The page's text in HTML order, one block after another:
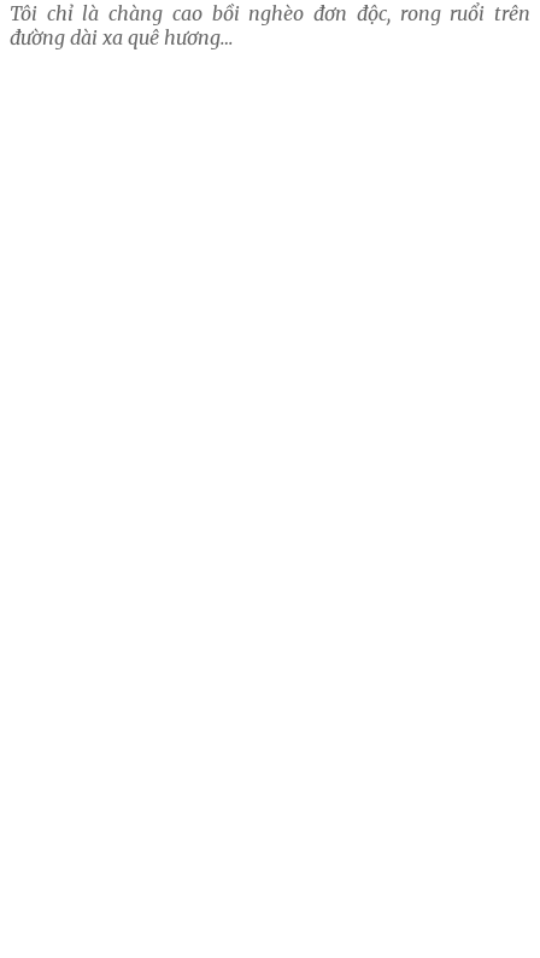
Tôi chỉ là chàng cao bồi nghèo đơn độc, rong ruổi trên
đường dài xa quê hương…